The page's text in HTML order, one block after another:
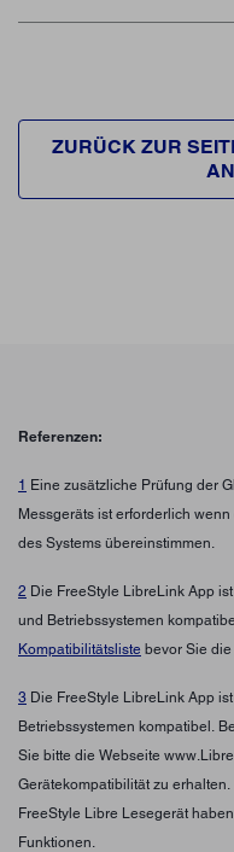
ZURÜCK ZUR
Referenzen:
1 Eine zusätzliche Prüfung der
Messgeräts ist erforderlich
des Systems übereinstimmen.
2 Die FreeStyle LibreLink App
und Betriebssystemen
Kompatibilitätsliste bevor Sie
3 Die FreeStyle LibreLink App
Betriebssystemen kompatibel.
Sie bitte die Webseite
Gerätekompatibilität zu
FreeStyle Libre Lesegerät
Funktionen.